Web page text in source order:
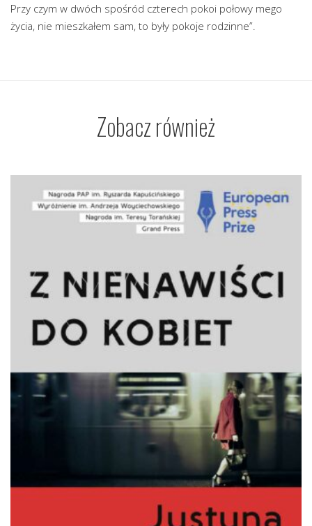
Przy czym w dwóch spośród czterech pokoi połowy mego
życia, nie mieszkałem sam, to były pokoje rodzinne”.
Zobacz również